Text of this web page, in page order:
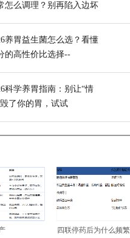
怎么调理？别再陷入边坏
益生菌
养胃益生菌怎么选？看懂
的高性价比选择--
科学养胃指南：别让“情
了你的胃，试试
四联停药后为什么频繁